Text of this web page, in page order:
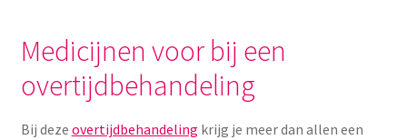
Menstruatiesponsjes
Seksualiteit
Medicijnen voor bij een
overtijdbehandeling
Bij deze overtijdbehandeling krijg je meer dan allen een